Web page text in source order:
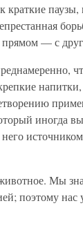
— с
иногда
Мы
поэтому